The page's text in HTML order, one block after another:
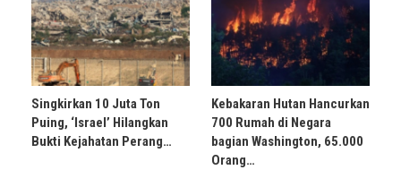
Singkirkan 10 Juta Ton
Puing, ‘Israel’ Hilangkan
Bukti Kejahatan Perang…
Kebakaran Hutan Hancurkan
700 Rumah di Negara
bagian Washington, 65.000
Orang…